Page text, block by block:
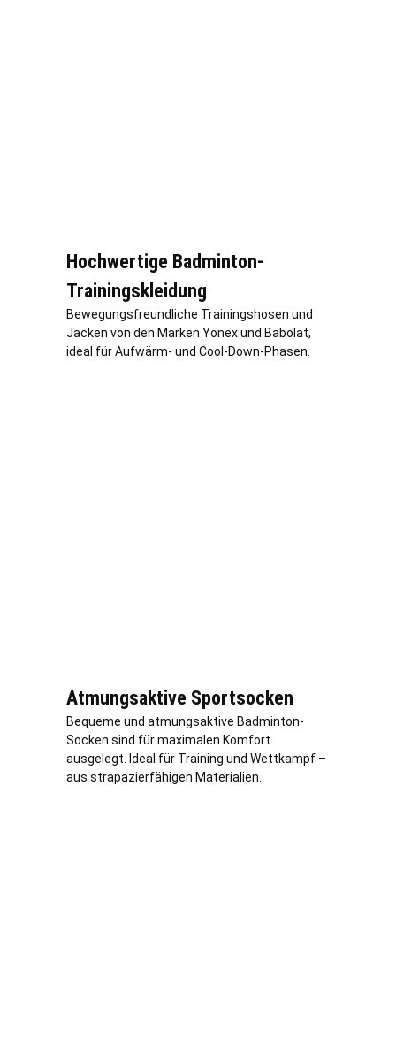
Hochwertige Badminton-
Trainingskleidung
Bewegungsfreundliche Trainingshosen und
Jacken von den Marken Yonex und Babolat,
ideal für Aufwärm- und Cool-Down-Phasen.
Atmungsaktive Sportsocken
Bequeme und atmungsaktive Badminton-
Socken sind für maximalen Komfort
ausgelegt. Ideal für Training und Wettkampf –
aus strapazierfähigen Materialien.